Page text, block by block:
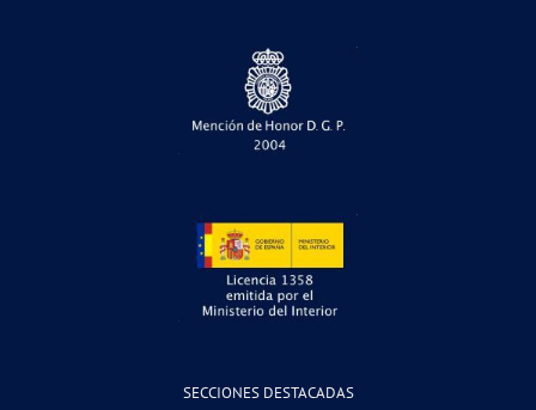
SECCIONES DESTACADAS